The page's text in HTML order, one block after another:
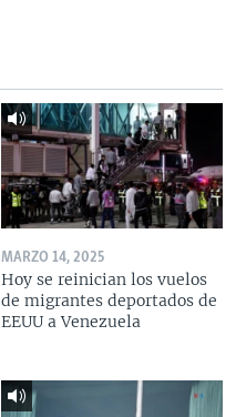
MARZO 14, 2025
Hoy se reinician los vuelos
de migrantes deportados de
EEUU a Venezuela